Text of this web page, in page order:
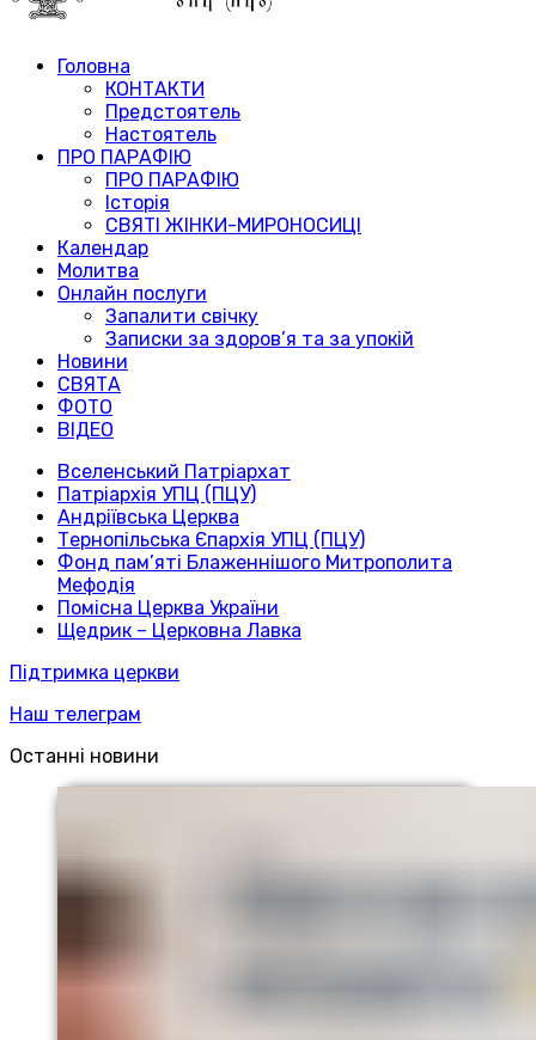
Головна
КОНТАКТИ
Предстоятель
Настоятель
ПРО ПАРАФІЮ
ПРО ПАРАФІЮ
Історія
СВЯТІ ЖІНКИ-МИРОНОСИЦІ
Календар
Молитва
Онлайн послуги
Запалити свічку
Записки за здоров’я та за упокій
Новини
СВЯТА
ФОТО
ВІДЕО
Вселенський Патріархат
Патріархія УПЦ (ПЦУ)
Андріївська Церква
Тернопільська Єпархія УПЦ (ПЦУ)
Фонд пам’яті Блаженнішого Митрополита
Мефодія
Помісна Церква України
Щедрик – Церковна Лавка
Підтримка церкви
Наш телеграм
Останні новини